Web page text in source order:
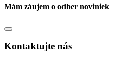
Mám záujem o odber noviniek
Kontaktujte nás